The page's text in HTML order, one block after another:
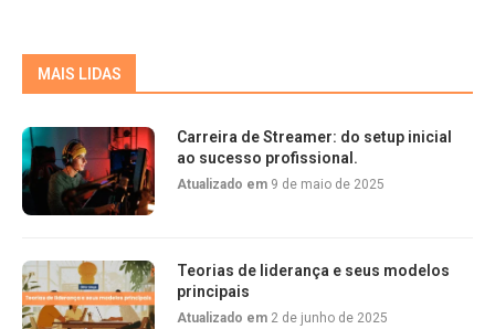
MAIS LIDAS
Carreira de Streamer: do setup inicial
ao sucesso profissional.
Atualizado em 9 de maio de 2025
Teorias de liderança e seus modelos
principais
Atualizado em 2 de junho de 2025